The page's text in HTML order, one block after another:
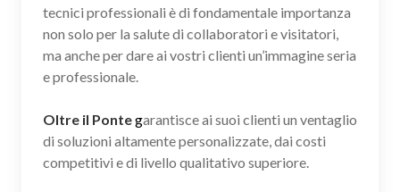
tecnici professionali è di fondamentale importanza
non solo per la salute di collaboratori e visitatori,
ma anche per dare ai vostri clienti un’immagine seria
e professionale.
Oltre il Pontegarantisce ai suoi clienti un ventaglio
di soluzioni altamente personalizzate, dai costi
competitivi e di livello qualitativo superiore.